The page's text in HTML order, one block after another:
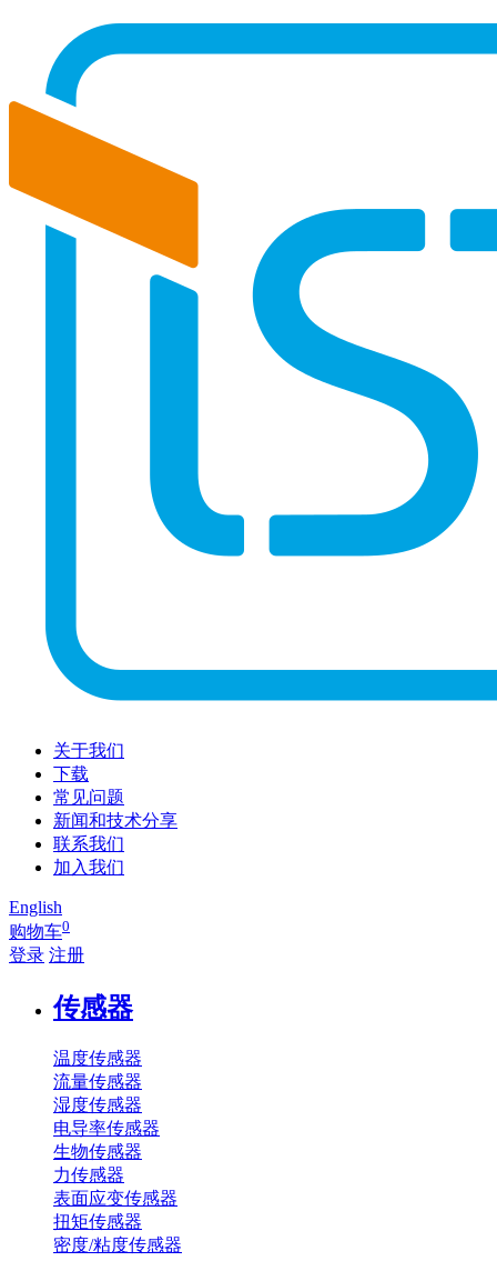
关于我们
下载
常见问题
新闻和技术分享
联系我们
加入我们
English
购物车0
登录 注册
传感器
温度传感器
流量传感器
湿度传感器
电导率传感器
生物传感器
力传感器
表面应变传感器
扭矩传感器
密度/粘度传感器